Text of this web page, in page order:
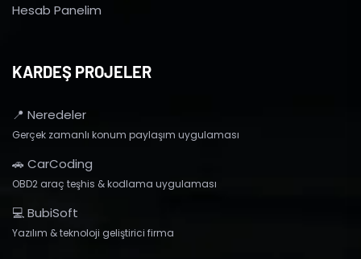
Hesab Panelim
KARDEŞ PROJELER
📍 Neredeler
Gerçek zamanlı konum paylaşım uygulaması
🚗 CarCoding
OBD2 araç teşhis & kodlama uygulaması
💻 BubiSoft
Yazılım & teknoloji geliştirici firma